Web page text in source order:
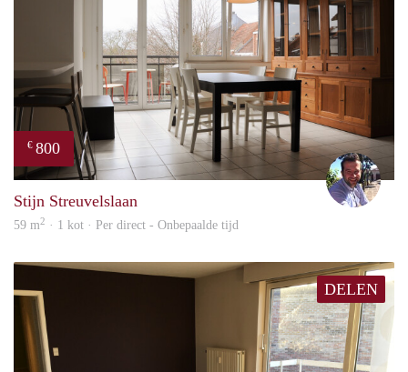
€ 800
Stijn Streuvelslaan
59 m2 · 1 kot · Per direct - Onbepaalde tijd
DELEN